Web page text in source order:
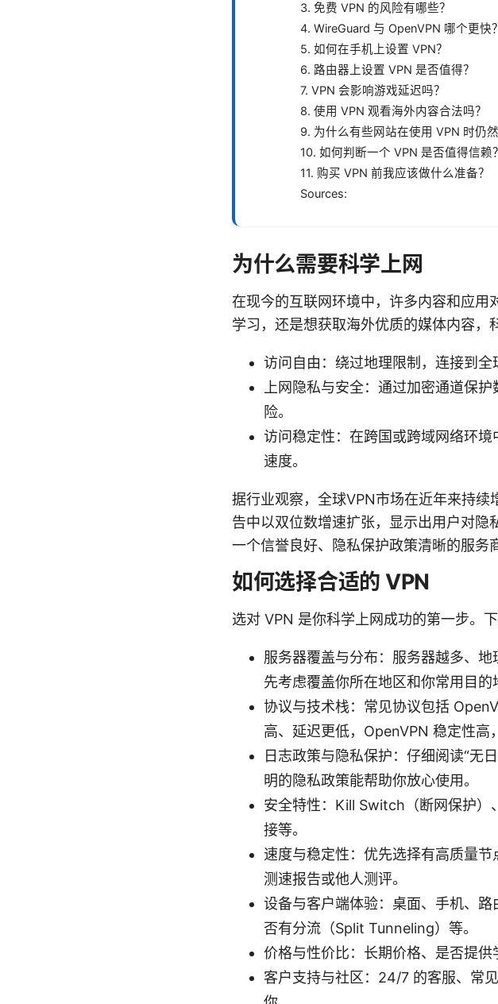
3. 免费 VPN 的风险有哪些？
4. WireGuard 与 OpenVPN 哪个更快？
5. 如何在手机上设置 VPN？
6. 路由器上设置 VPN 是否值得？
7. VPN 会影响游戏延迟吗？
8. 使用 VPN 观看海外内容合法吗？
9. 为什么有些网站在使用 VPN 时仍然
10. 如何判断一个 VPN 是否值得信赖？
11. 购买 VPN 前我应该做什么准备？
Sources:
为什么需要科学上网
在现今的互联网环境中，许多内容和应用
学习，还是想获取海外优质的媒体内容，
访问自由：绕过地理限制，连接到全
上网隐私与安全：通过加密通道保
险。
访问稳定性：在跨国或跨域网络环
速度。
据行业观察，全球VPN市场在近年来持
告中以双位数增速扩张，显示出用户对
一个信誉良好、隐私保护政策清晰的服务
如何选择合适的 VPN
选对 VPN 是你科学上网成功的第一步。
服务器覆盖与分布：服务器越多、
先考虑覆盖你所在地区和你常用目的
协议与技术栈：常见协议包括
高、延迟更低，OpenVPN 稳定性高
日志政策与隐私保护：仔细阅读“无
明的隐私政策能帮助你放心使用。
安全特性：Kill Switch（断网保护）
接等。
速度与稳定性：优先选择有高质量
测速报告或他人测评。
设备与客户端体验：桌面、手机、
否有分流（Split Tunneling）等。
价格与性价比：长期价格、是否提供
客户支持与社区：24/7 的客服、常